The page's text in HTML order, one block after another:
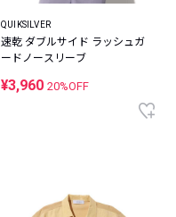
QUIKSILVER
速乾 ダブルサイド ラッシュガ
ードノースリーブ
¥3,960 20%OFF